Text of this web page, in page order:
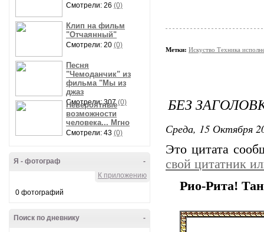
Смотрели: 26 (0)
Клип на фильм
"Отчаянный"
Смотрели: 20 (0)
Песня
"Чемоданчик" из
фильма "Мы из
джаз
Смотрели: 307(0)
Невероятные
возможности
человека... Мгно
Смотрели: 43 (0)
-
Я - фотограф
К приложению
0 фотографий
-
Поиск по дневнику
Метки: Искуство Техника
БЕЗ
Среда, 15 Октября
Это цитата
свой цитатник
Рио-Рита!